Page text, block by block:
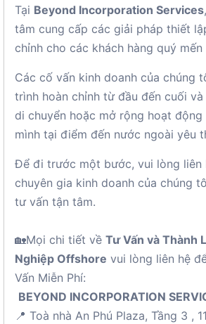
Tại Beyond Incorporation Services
tâm cung cấp các giải pháp thiết
chỉnh cho các khách hàng quý
Các cố vấn kinh doanh của chúng
trình hoàn chỉnh từ đầu đến cuối
di chuyển hoặc mở rộng hoạt động
mình tại điểm đến nước ngoài yêu
Để đi trước một bước, vui lòng liên
chuyên gia kinh doanh của chúng
tư vấn tận tâm.
🏡Mọi chi tiết về Tư Vấn và Thành
Nghiệp Offshore vui lòng liên hệ
Vấn Miễn Phí:
BEYOND INCORPORATION
📍 Toà nhà An Phú Plaza, Tầng 3 ,